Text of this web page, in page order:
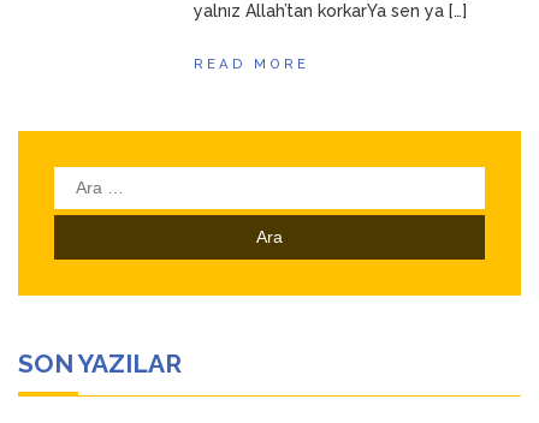
yalnız Allah’tan korkarYa sen ya […]
READ MORE
Arama:
SON YAZILAR